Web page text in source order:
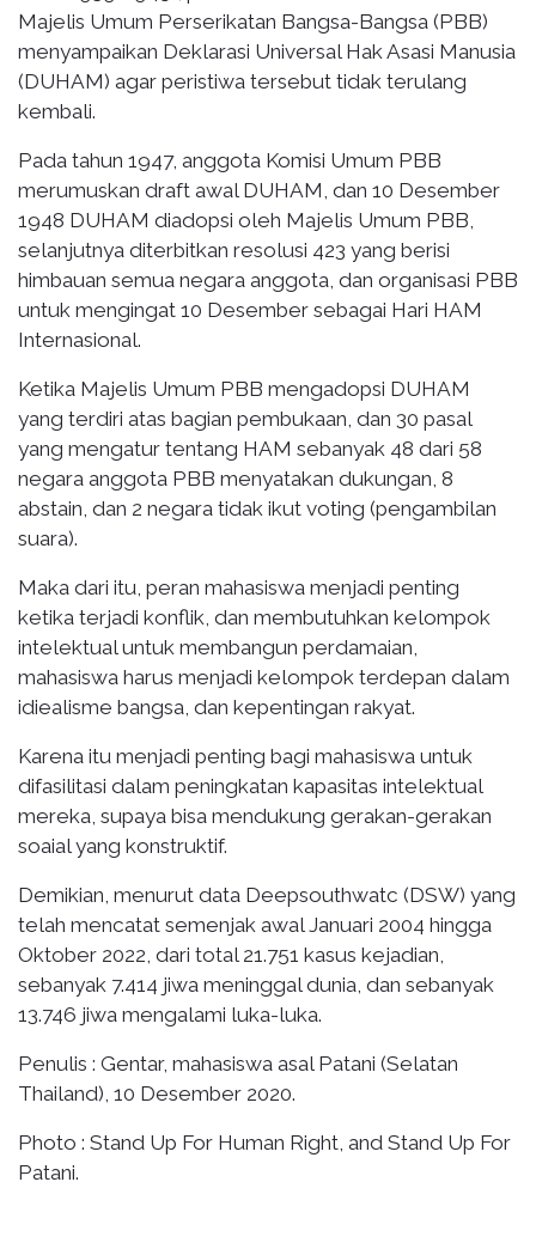
Majelis Umum Perserikatan Bangsa-Bangsa (PBB)
menyampaikan Deklarasi Universal Hak Asasi Manusia
(DUHAM) agar peristiwa tersebut tidak terulang
kembali.
Pada tahun 1947, anggota Komisi Umum PBB
merumuskan draft awal DUHAM, dan 10 Desember
1948 DUHAM diadopsi oleh Majelis Umum PBB,
selanjutnya diterbitkan resolusi 423 yang berisi
himbauan semua negara anggota, dan organisasi PBB
untuk mengingat 10 Desember sebagai Hari HAM
Internasional.
Ketika Majelis Umum PBB mengadopsi DUHAM
yang terdiri atas bagian pembukaan, dan 30 pasal
yang mengatur tentang HAM sebanyak 48 dari 58
negara anggota PBB menyatakan dukungan, 8
abstain, dan 2 negara tidak ikut voting (pengambilan
suara).
Maka dari itu, peran mahasiswa menjadi penting
ketika terjadi konflik, dan membutuhkan kelompok
intelektual untuk membangun perdamaian,
mahasiswa harus menjadi kelompok terdepan dalam
idiealisme bangsa, dan kepentingan rakyat.
Karena itu menjadi penting bagi mahasiswa untuk
difasilitasi dalam peningkatan kapasitas intelektual
mereka, supaya bisa mendukung gerakan-gerakan
soaial yang konstruktif.
Demikian, menurut data Deepsouthwatc (DSW) yang
telah mencatat semenjak awal Januari 2004 hingga
Oktober 2022, dari total 21.751 kasus kejadian,
sebanyak 7.414 jiwa meninggal dunia, dan sebanyak
13.746 jiwa mengalami luka-luka.
Penulis : Gentar, mahasiswa asal Patani (Selatan
Thailand), 10 Desember 2020.
Photo : Stand Up For Human Right, and Stand Up For
Patani.